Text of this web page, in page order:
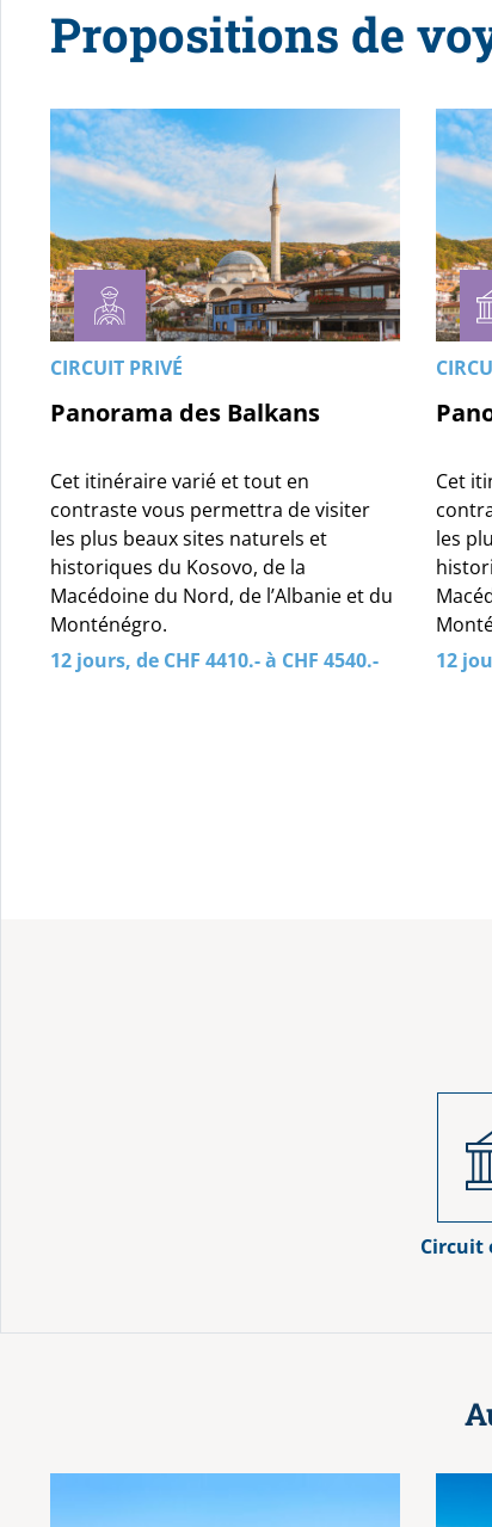
Propositions de
CIRCUIT PRIVÉ
Panorama des Balkans
Cet itinéraire varié et tout en
contraste vous permettra de visiter
les plus beaux sites naturels et
historiques du Kosovo, de la
Macédoine du Nord, de l’Albanie et du
Monténégro.
12 jours, de CHF 4410.- à CHF 4540.-
Cet
les
12
Circuit